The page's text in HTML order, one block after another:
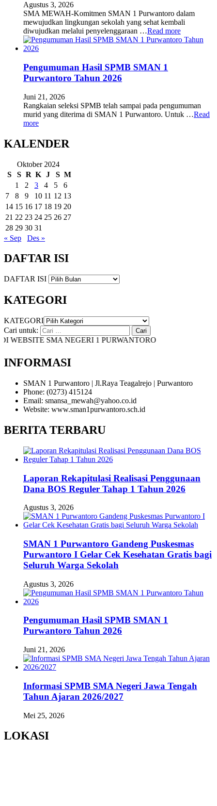
Agustus 3, 2026
SMA MEWAH-Komitmen SMAN 1 Purwantoro dalam
mewujudkan lingkungan sekolah yang sehat kembali
diwujudkan melalui penyelenggaraan …Read more
Pengumuman Hasil SPMB SMAN 1
Purwantoro Tahun 2026
Juni 21, 2026
Rangkaian seleksi SPMB telah sampai pada pengumuman
murid yang diterima di SMAN 1 Purwantoro. Untuk …Read
more
KALENDER
Oktober 2024
S
S R K J S M
1
2 3 4 5
6
7
8 9 10 11 12 13
14 15 16 17 18 19 20
21 22 23 24 25 26 27
28 29 30 31
« Sep
Des »
DAFTAR ISI
DAFTAR ISI
KATEGORI
KATEGORI
Cari untuk:
SMA NEGERI 1 PURWANTORO
INFORMASI
SMAN 1 Purwantoro | Jl.Raya Teagalrejo | Purwantoro
Phone: (0273) 415124
Email: smansa_mewah@yahoo.co.id
Website: www.sman1purwantoro.sch.id
BERITA TERBARU
Laporan Rekapitulasi Realisasi Penggunaan
Dana BOS Reguler Tahap 1 Tahun 2026
Agustus 3, 2026
SMAN 1 Purwantoro Gandeng Puskesmas
Purwantoro I Gelar Cek Kesehatan Gratis bagi
Seluruh Warga Sekolah
Agustus 3, 2026
Pengumuman Hasil SPMB SMAN 1
Purwantoro Tahun 2026
Juni 21, 2026
Informasi SPMB SMA Negeri Jawa Tengah
Tahun Ajaran 2026/2027
Mei 25, 2026
LOKASI